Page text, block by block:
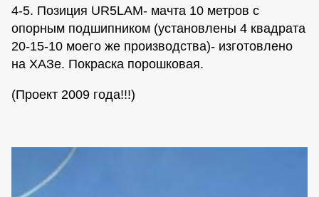
4-5. Позиция UR5LAM- мачта 10 метров с
опорным подшипником (установлены 4 квадрата
20-15-10 моего же производства)- изготовлено
на ХАЗе. Покраска порошковая.
(Проект 2009 года!!!)